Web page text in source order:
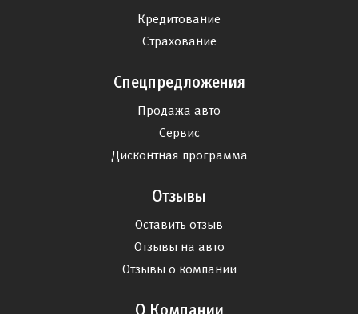
Кредитование
Страхование
Спецпредложения
Продажа авто
Сервис
Дисконтная программа
Отзывы
Оставить отзыв
Отзывы на авто
Отзывы о компании
О Компании